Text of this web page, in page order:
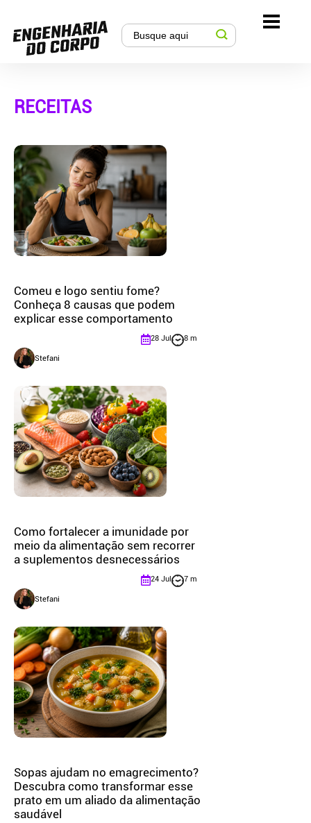
RECEITAS
Comeu e logo sentiu fome?
Conheça 8 causas que podem
explicar esse comportamento
Stefani
28 Jul 8 m
Como fortalecer a imunidade por
meio da alimentação sem recorrer
a suplementos desnecessários
Stefani
24 Jul 7 m
Sopas ajudam no emagrecimento?
Descubra como transformar esse
prato em um aliado da alimentação
saudável